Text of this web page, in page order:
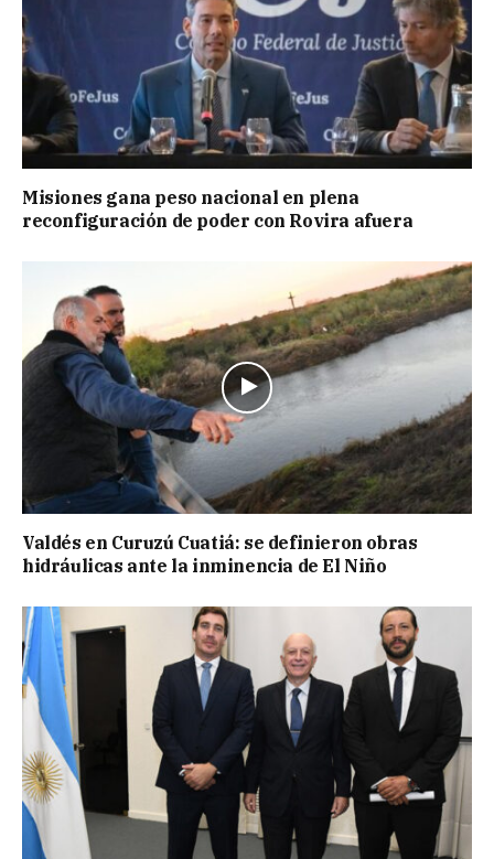
Misiones gana peso nacional en plena
reconfiguración de poder con Rovira afuera
Valdés en Curuzú Cuatiá: se definieron obras
hidráulicas ante la inminencia de El Niño